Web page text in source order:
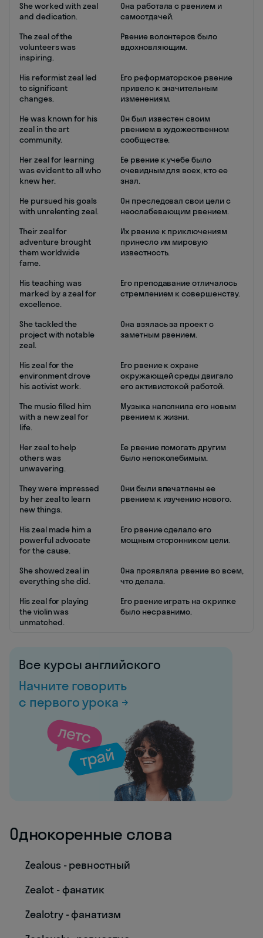
She worked with zeal
and dedication.
Она работала с рвением и
самоотдачей.
The zeal of the
volunteers was
inspiring.
Рвение волонтеров было
вдохновляющим.
His reformist zeal led
to significant
changes.
Его реформаторское рвение
привело к значительным
изменениям.
He was known for his
zeal in the art
community.
Он был известен своим
рвением в художественном
сообществе.
Her zeal for learning
was evident to all who
knew her.
Ее рвение к учебе было
очевидным для всех, кто ее
знал.
He pursued his goals
with unrelenting zeal.
Он преследовал свои цели с
неослабевающим рвением.
Their zeal for
adventure brought
them worldwide
fame.
Их рвение к приключениям
принесло им мировую
известность.
His teaching was
marked by a zeal for
excellence.
Его преподавание отличалось
стремлением к совершенству.
She tackled the
project with notable
zeal.
Она взялась за проект с
заметным рвением.
His zeal for the
environment drove
his activist work.
Его рвение к охране
окружающей среды двигало
его активистской работой.
The music filled him
with a new zeal for
life.
Музыка наполнила его новым
рвением к жизни.
Her zeal to help
others was
unwavering.
Ее рвение помогать другим
было непоколебимым.
They were impressed
by her zeal to learn
new things.
Они были впечатлены ее
рвением к изучению нового.
His zeal made him a
powerful advocate
for the cause.
Его рвение сделало его
мощным сторонником цели.
She showed zeal in
everything she did.
Она проявляла рвение во всем,
что делала.
His zeal for playing
the violin was
unmatched.
Его рвение играть на скрипке
было несравнимо.
Все курсы английского
Начните говорить
с первого урока →
Однокоренные слова
Zealous - ревностный
Zealot - фанатик
Zealotry - фанатизм